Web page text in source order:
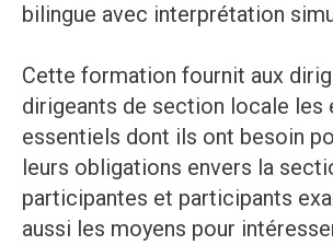
bilingue avec interprétation
Cette formation fournit aux
dirigeants de section locale les
essentiels dont ils ont besoin
leurs obligations envers la
participantes et participants
aussi les moyens pour